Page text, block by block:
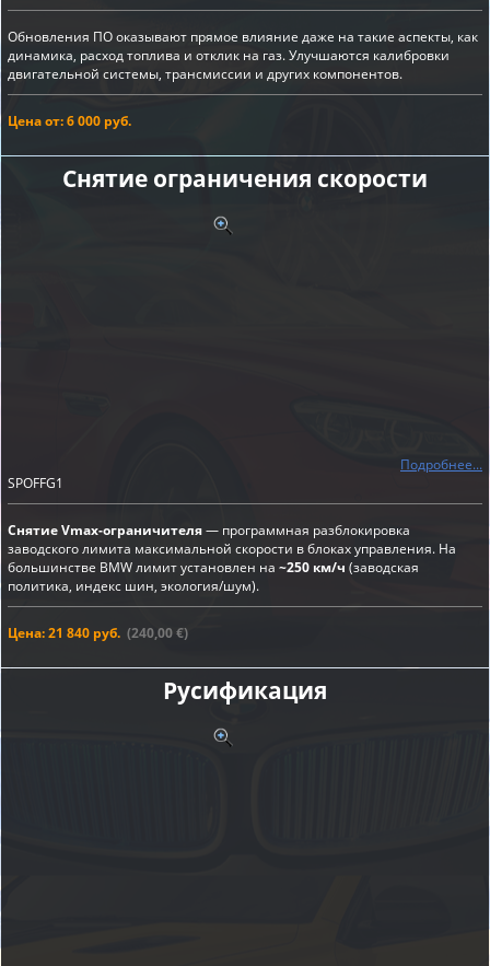
Обновления ПО оказывают прямое влияние даже на такие аспекты, как
динамика, расход топлива и отклик на газ. Улучшаются калибровки
двигательной системы, трансмиссии и других компонентов.
Цена от: 6 000 руб.
Снятие ограничения скорости
Подробнее...
SPOFFG1
Снятие Vmax-ограничителя— программная разблокировка
заводского лимита максимальной скорости в блоках управления. На
большинстве BMW лимит установлен на ~250 км/ч (заводская
политика, индекс шин, экология/шум).
Цена: 21 840 руб. (240,00 €)
Русификация